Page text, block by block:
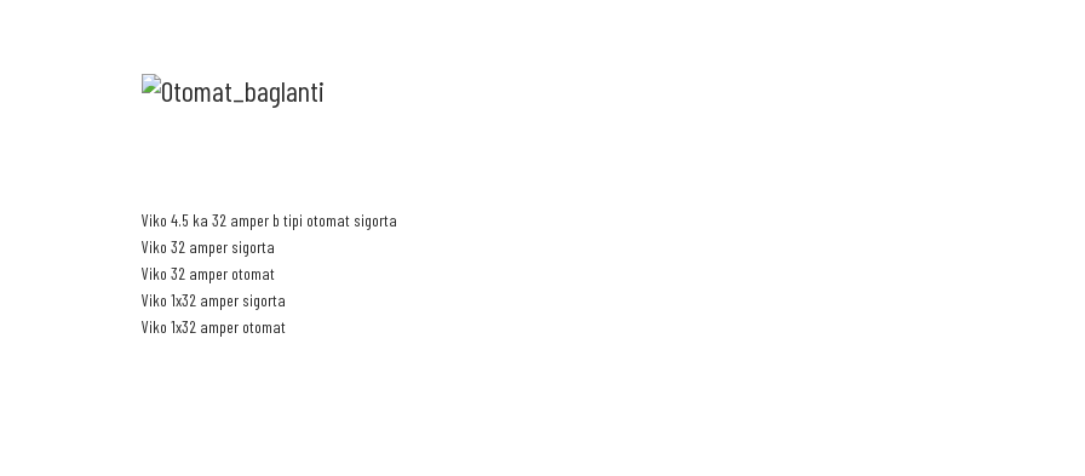
Viko 4.5 ka 32 amper b tipi otomat sigorta
Viko 32 amper sigorta
Viko 32 amper otomat
Viko 1x32 amper sigorta
Viko 1x32 amper otomat